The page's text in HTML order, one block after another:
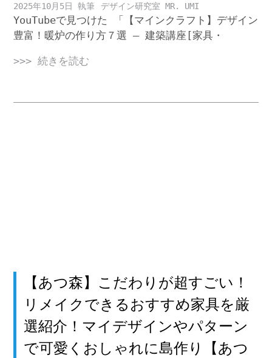
2025年10月5日 デザイン研究室 MR. UMI
YouTubeで見つけた 「【マインクラフト】デザイン
豊富！暖炉の作り方７選 – 建築講座[家具・
>>> 続きを読む
【あつ森】こだわりが超すごい！
リメイクできるおすすめ家具を厳
選紹介！マイデザインやパターン
で可愛くおしゃれに島作り【あつ